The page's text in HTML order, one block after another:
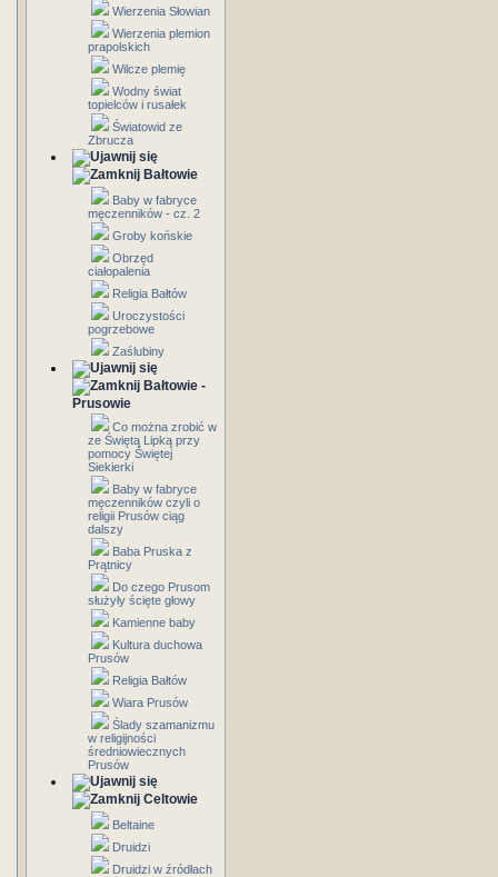
Wierzenia Słowian
Wierzenia plemion
prapolskich
Wilcze plemię
Wodny świat
topielców i rusałek
Światowid ze
Zbrucza
Bałtowie
Baby w fabryce
męczenników - cz. 2
Groby końskie
Obrzęd
ciałopalenia
Religia Bałtów
Uroczystości
pogrzebowe
Zaślubiny
Bałtowie -
Prusowie
Co można zrobić w
ze Świętą Lipką przy
pomocy Świętej
Siekierki
Baby w fabryce
męczenników czyli o
religii Prusów ciąg
dalszy
Baba Pruska z
Prątnicy
Do czego Prusom
służyły ścięte głowy
Kamienne baby
Kultura duchowa
Prusów
Religia Bałtów
Wiara Prusów
Ślady szamanizmu
w religijności
średniowiecznych
Prusów
Celtowie
Beltaine
Druidzi
Druidzi w źródłach